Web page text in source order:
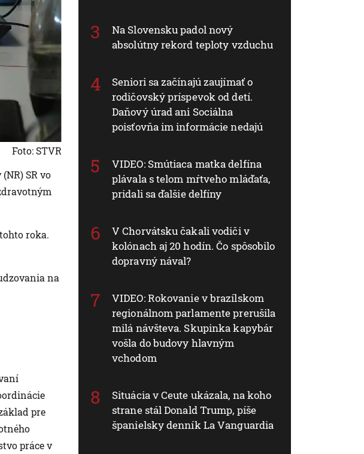
Foto: STVR
SR vo
roka.
na
pre
práce v
Na Slovensku padol nový
absolútny rekord teploty vzduchu
Seniori sa začínajú zaujímať o
rodičovský príspevok od detí.
Daňový úrad ani Sociálna
poisťovňa im informácie nedajú
VIDEO: Smútiaca matka delfína
plávala s telom mŕtveho mláďaťa,
pridali sa ďalšie delfíny
V Chorvátsku čakali vodiči v
kolónach aj 20 hodín. Čo spôsobilo
dopravný nával?
VIDEO: Rokovanie v brazílskom
regionálnom parlamente prerušila
milá návšteva. Skupinka kapybár
vošla do budovy hlavným
vchodom
Situácia v Ceute ukázala, na koho
strane stál Donald Trump, píše
španielsky denník La Vanguardia